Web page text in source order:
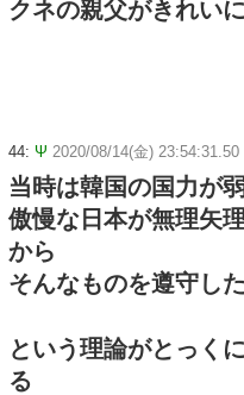
クネの親父がきれい
44: Ψ 2020/08/14(金)
当時は韓国の国力が
傲慢な日本が無理矢
から
そんなものを遵守し
という理論がとっく
る